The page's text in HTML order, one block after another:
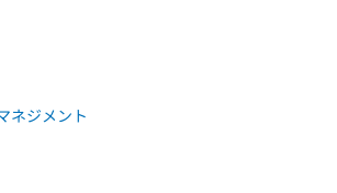
ネジメント